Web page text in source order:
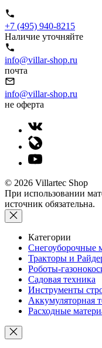
+7 (495) 940-8215
Наличие уточняйте
info@villar-shop.ru
почта
info@villar-shop.ru
не оферта
© 2026 Villartec Shop
При использовании
источник обязательна.
Категории
Снегоуборочные
Тракторы и
Роботы-
Садовая техника
Инструменты
Аккумуляторная
Расходные